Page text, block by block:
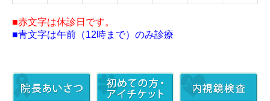
■赤文字は休診日です。
■青文字は午前（12時まで）のみ診療